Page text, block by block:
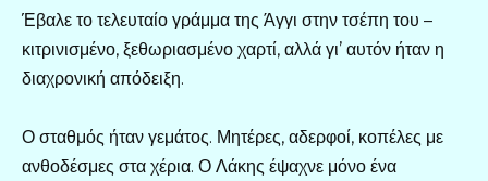
Έβαλε το τελευταίο γράμμα της Άγγι στην τσέπη του –
κιτρινισμένο, ξεθωριασμένο χαρτί, αλλά γι’ αυτόν ήταν η
διαχρονική απόδειξη.
Ο σταθμός ήταν γεμάτος. Μητέρες, αδερφοί, κοπέλες με
ανθοδέσμες στα χέρια. Ο Λάκης έψαχνε μόνο ένα